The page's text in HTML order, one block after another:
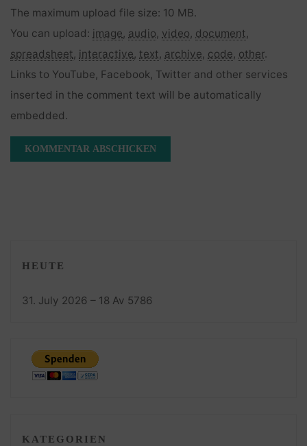
The maximum upload file size: 10 MB.
You can upload: image, audio, video, document,
spreadsheet, interactive, text, archive, code, other.
Links to YouTube, Facebook, Twitter and other services
inserted in the comment text will be automatically
embedded.
HEUTE
31. July 2026 – 18 Av 5786
KATEGORIEN